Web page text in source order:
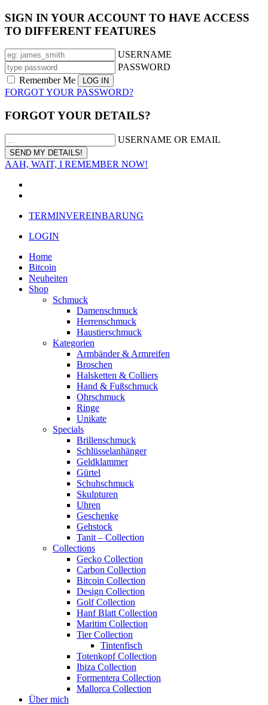
SIGN IN YOUR ACCOUNT TO HAVE ACCESS
TO DIFFERENT FEATURES
USERNAME
PASSWORD
Remember Me
FORGOT YOUR PASSWORD?
FORGOT YOUR DETAILS?
USERNAME OR EMAIL
AAH, WAIT, I REMEMBER NOW!
TERMINVEREINBARUNG
LOGIN
Home
Bitcoin
Neuheiten
Shop
Schmuck
Damenschmuck
Herrenschmuck
Haustierschmuck
Kategorien
Armbänder & Armreifen
Broschen
Halsketten & Colliers
Hand & Fußschmuck
Ohrschmuck
Ringe
Unikate
Specials
Brillenschmuck
Schlüsselanhänger
Geldklammer
Gürtel
Schuhschmuck
Skulpturen
Uhren
Geschenke
Gehstock
Tanit – Collection
Collections
Gecko Collection
Carbon Collection
Bitcoin Collection
Design Collection
Golf Collection
Hanf Blatt Collection
Maritim Collection
Tier Collection
Tintenfisch
Totenkopf Collection
Ibiza Collection
Formentera Collection
Mallorca Collection
Über mich